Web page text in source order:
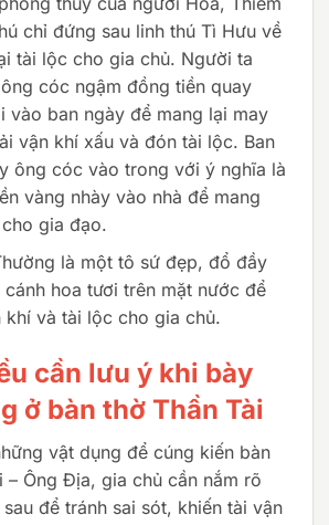
chỉ đứng sau linh thú Tì Hưu về
tài lộc cho gia chủ. Người ta
cóc ngậm đồng tiền quay
vào ban ngày để mang lại may
vận khí xấu và đón tài lộc. Ban
ông cóc vào trong với ý nghĩa là
vàng nhày vào nhà để mang
gia đạo.
là một tô sứ đẹp, đổ đầy
hoa tươi trên mặt nước để
khí và tài lộc cho gia chủ.
cần lưu ý khi bày
ở bàn thờ Thần Tài
vật dụng để cúng kiến bàn
– Ông Địa, gia chủ cần nắm rõ
để tránh sai sót, khiến tài vận